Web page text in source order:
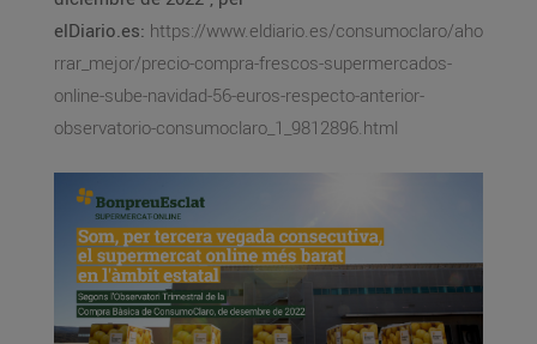
elDiario.es: https://www.eldiario.es/consumoclaro/aho
rrar_mejor/precio-compra-frescos-supermercados-
online-sube-navidad-56-euros-respecto-anterior-
observatorio-consumoclaro_1_9812896.html